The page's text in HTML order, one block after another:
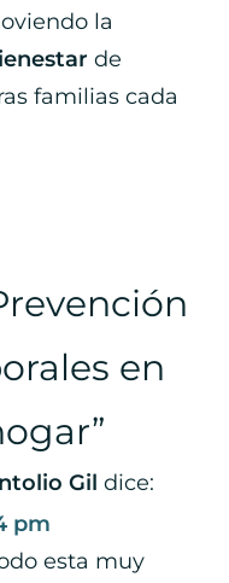
la
de
familias cada
en
”
Gil dice:
pm
esta muy